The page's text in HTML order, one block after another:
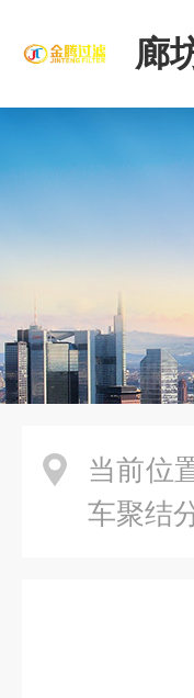
廊
当前位
车聚结